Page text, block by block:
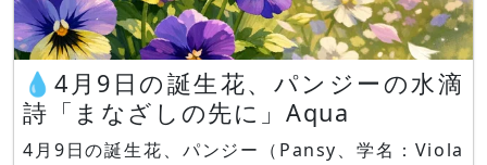
💧4月9日の誕生花、パンジーの水滴
詩「まなざしの先に」Aqua
4月9日の誕生花、パンジー（Pansy、学名：Viola